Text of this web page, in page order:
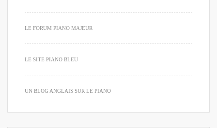
LE FORUM PIANO MAJEUR
LE SITE PIANO BLEU
UN BLOG ANGLAIS SUR LE PIANO